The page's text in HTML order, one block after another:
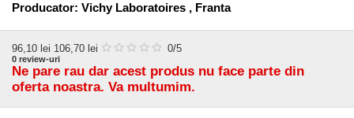
Producator: Vichy Laboratoires , Franta
96,10 lei 106,70 lei 0/5
0 review-uri
Ne pare rau dar acest produs nu face parte din
oferta noastra. Va multumim.